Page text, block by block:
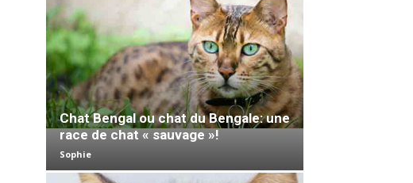
Chat Bengal ou chat du Bengale: une
race de chat « sauvage »!
Sophie